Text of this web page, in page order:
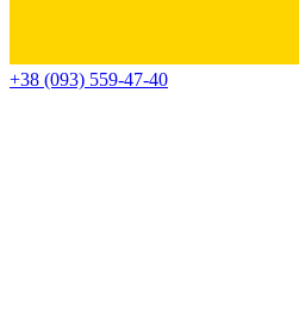
+38 (093) 559-47-40